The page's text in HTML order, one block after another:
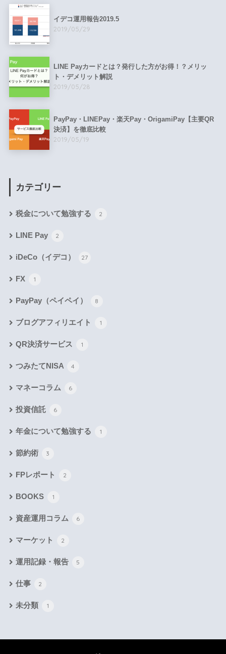
イデコ運用報告2019.5
2019/05/29
LINE Payカードとは？発行した方がお得！？メリッ
ト・デメリット解説
2019/05/28
PayPay・LINEPay・楽天Pay・OrigamiPay【主要QR
決済】を徹底比較
2019/05/19
カテゴリー
税金について勉強する 2
LINE Pay 2
iDeCo（イデコ） 27
FX 1
PayPay（ペイペイ） 8
ブログアフィリエイト 1
QR決済サービス 1
つみたてNISA 4
マネーコラム 6
投資信託 6
年金について勉強する 1
節約術 3
FPレポート 2
BOOKS 1
資産運用コラム 6
マーケット 2
運用記録・報告 5
仕事 2
未分類 1